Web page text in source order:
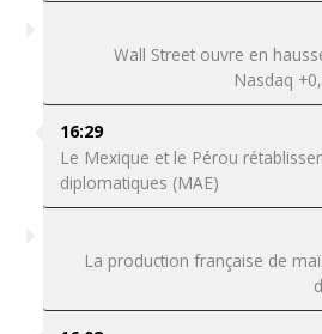
Wall Street ouvre en
Nasdaq
16:29
Le Mexique et le Pérou
diplomatiques (MAE)
La production française de